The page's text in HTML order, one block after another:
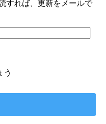
すれば、更新をメールで
う